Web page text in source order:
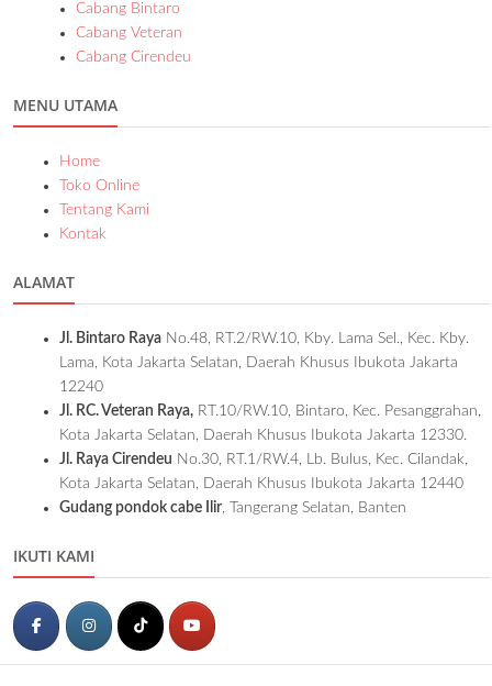
Cabang Bintaro
Cabang Veteran
Cabang Cirendeu
MENU UTAMA
Home
Toko Online
Tentang Kami
Kontak
ALAMAT
Jl. Bintaro Raya No.48, RT.2/RW.10, Kby. Lama Sel., Kec. Kby.
Lama, Kota Jakarta Selatan, Daerah Khusus Ibukota Jakarta
12240
Jl. RC. Veteran Raya, RT.10/RW.10, Bintaro, Kec. Pesanggrahan,
Kota Jakarta Selatan, Daerah Khusus Ibukota Jakarta 12330.
Jl. Raya Cirendeu No.30, RT.1/RW.4, Lb. Bulus, Kec. Cilandak,
Kota Jakarta Selatan, Daerah Khusus Ibukota Jakarta 12440
Gudang pondok cabe Ilir, Tangerang Selatan, Banten
IKUTI KAMI